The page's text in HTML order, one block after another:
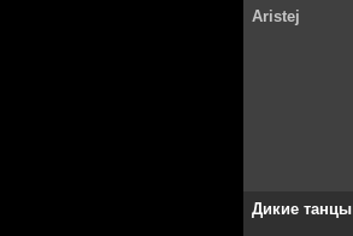
Aristej
Дикие танцы